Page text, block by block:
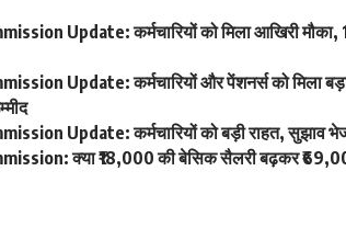
Update: कर्मचारियों को मिला आखिरी
Update: कर्मचारियों और पेंशनर्स को मिला
Update: कर्मचारियों को बड़ी राहत, सुझाव
क्या ₹18,000 की बेसिक सैलरी बढ़कर ₹69,000